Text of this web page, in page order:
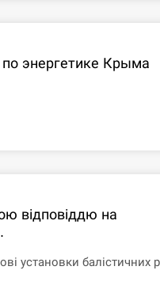
энергетике Крыма
відповіддю на
установки балістичних